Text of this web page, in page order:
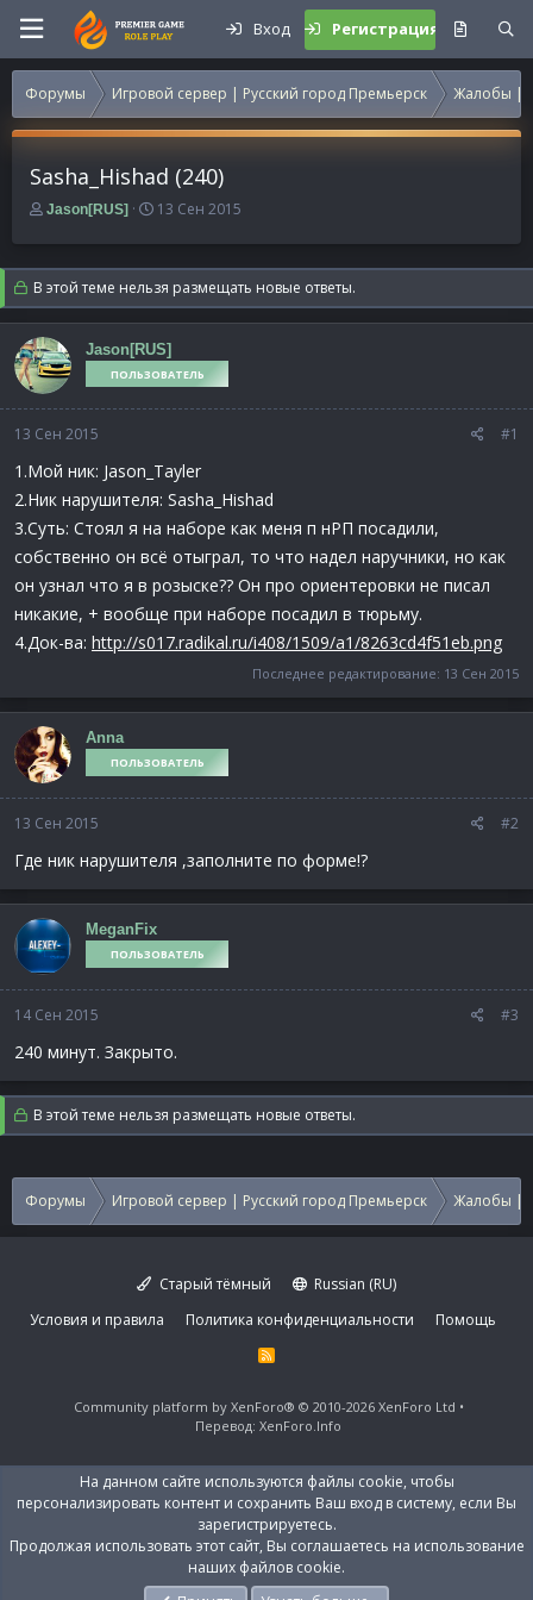
Вход Регистрация
Форумы Игровой сервер | Русский город Премьерск Жалобы |
Sasha_Hishad (240)
А
т
о
р
т
е
м
ы
Jason[RUS]
Д
т
а
н
а
а
л
13 Сен 2015
В этой теме нельзя размещать новые ответы.
Jason[RUS]
ПОЛЬЗОВАТЕЛЬ
13 Сен 2015 #1
1.Мой ник: Jason_Tayler
2.Ник нарушителя: Sasha_Hishad
3.Суть: Стоял я на наборе как меня п нРП посадили,
собственно он всё отыграл, то что надел наручники, но как
он узнал что я в розыске?? Он про ориентеровки не писал
никакие, + вообще при наборе посадил в тюрьму.
4.Док-ва: http://s017.radikal.ru/i408/1509/a1/8263cd4f51eb.png
Последнее редактирование: 13 Сен 2015
Anna
ПОЛЬЗОВАТЕЛЬ
13 Сен 2015 #2
Где ник нарушителя ,заполните по форме!?
MeganFix
ПОЛЬЗОВАТЕЛЬ
14 Сен 2015 #3
240 минут. Закрыто.
В этой теме нельзя размещать новые ответы.
Форумы Игровой сервер | Русский город Премьерск Жалобы |
Старый тёмный
Russian (RU)
Условия и правила
Политика конфиденциальности Помощь
R
Community platform by XenForo® © 2010-2026 XenForo Ltd
Перевод: XenForo.Info
На данном сайте используются файлы cookie, чтобы
персонализировать контент и сохранить Ваш вход в систему, если Вы
зарегистрируетесь.
Продолжая использовать этот сайт, Вы соглашаетесь на использование
наших файлов cookie.